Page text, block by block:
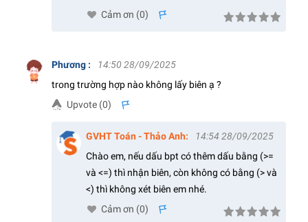
Cảm ơn (0)
Phương :
14:50 28/09/2025
trong trường hợp nào không lấy biên ạ ?
Upvote (0)
GVHT Toán - Thảo Anh:
14:54 28/09/2025
Chào em, nếu dấu bpt có thêm dấu bằng (>=
và <=) thì nhận biên, còn không có bằng (> và
<) thì không xét biên em nhé.
Cảm ơn (0)